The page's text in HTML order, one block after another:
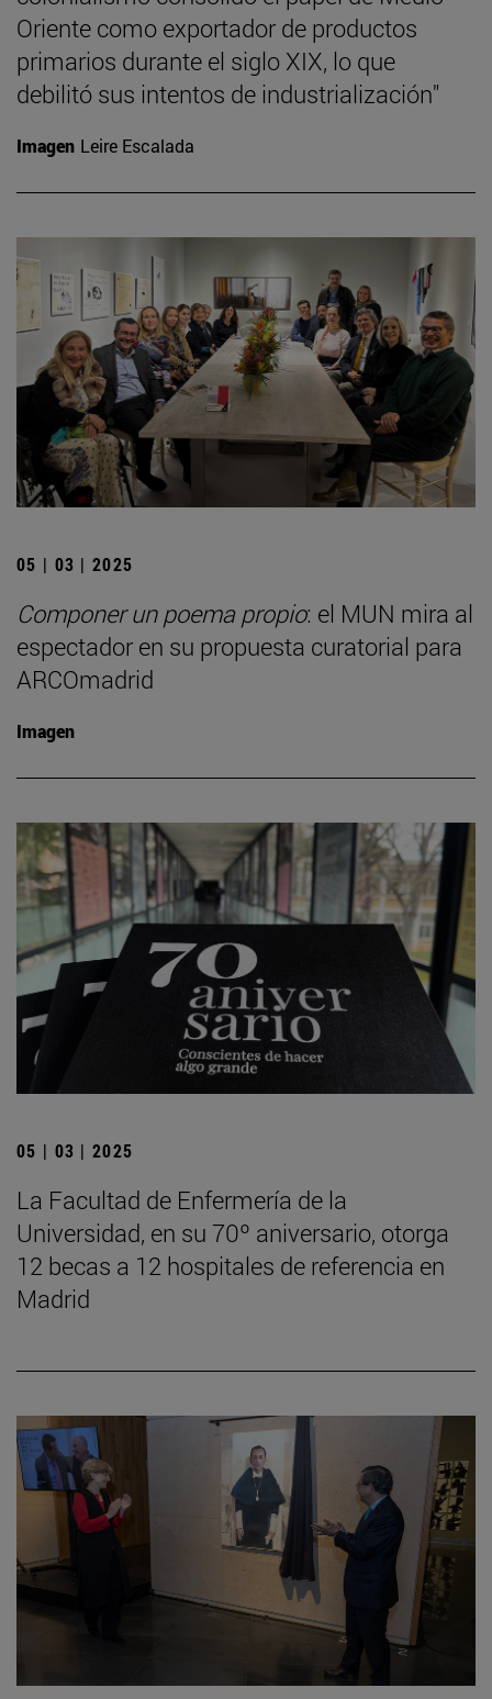
Oriente como exportador de productos
primarios durante el siglo XIX, lo que
debilitó sus intentos de industrialización"
Imagen Leire Escalada
05 | 03 | 2025
Componer un poema propio: el MUN mira al
espectador en su propuesta curatorial para
ARCOmadrid
Imagen
05 | 03 | 2025
La Facultad de Enfermería de la
Universidad, en su 70º aniversario, otorga
12 becas a 12 hospitales de referencia en
Madrid